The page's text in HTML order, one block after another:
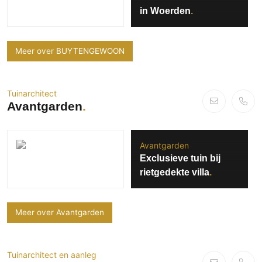
in Woerden
Meer over BUYTENGEWOON
Tuinarchitect
Avantgarden
Avantgarden
Exclusieve tuin bij
rietgedekte villa
Meer over Avantgarden
Tuinarchitect en aanleg